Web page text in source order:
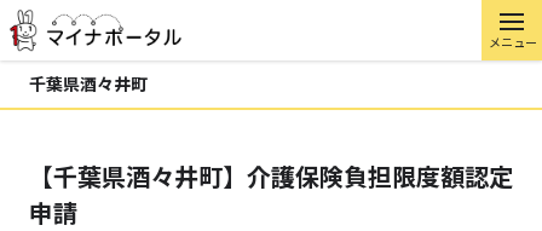
メニュー
千葉県酒々井町
【千葉県酒々井町】介護保険負担限度額認定
申請